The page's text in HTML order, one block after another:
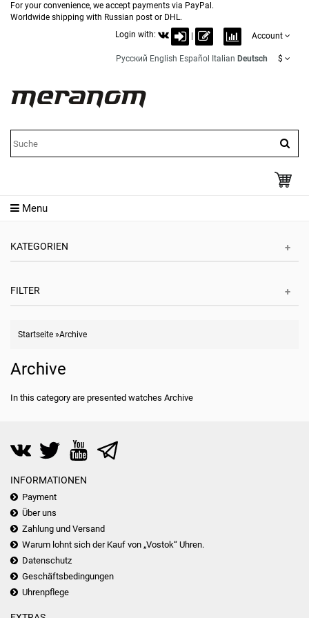
For your convenience, we accept payments via PayPal.
Worldwide shipping with Russian post or DHL.
Login with:
Account
Русский English Español Italian Deutsch $
Menu
KATEGORIEN
FILTER
Startseite »Archive
Archive
In this category are presented watches Archive
INFORMATIONEN
Payment
Über uns
Zahlung und Versand
Warum lohnt sich der Kauf von „Vostok“ Uhren.
Datenschutz
Geschäftsbedingungen
Uhrenpflege